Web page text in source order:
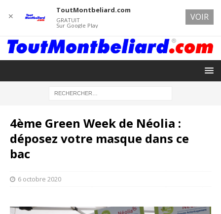
4ème Green Week de Néolia :
déposez votre masque dans ce
bac
6 octobre 2020
✕
ToutMontbeliard.com
GRATUIT
Sur Google Play
VOIR